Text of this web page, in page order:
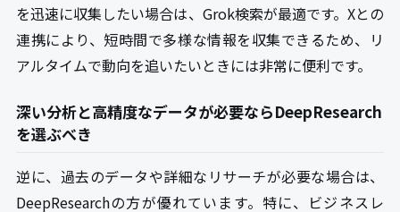
を迅速に収集したい場合は、Grok検索が最適です。Xとの
連携により、短時間で多様な情報を収集できるため、リ
アルタイムで動向を追いたいときには非常に便利です。
深い分析と高精度なデータが必要ならDeepResearch
を選ぶべき
逆に、過去のデータや詳細なリサーチが必要な場合は、
DeepResearchの方が優れています。特に、ビジネスレ